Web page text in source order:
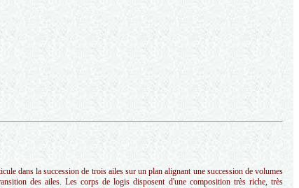
dans la succession de trois ailes sur un plan alignant une succession de volumes
des ailes. Les corps de logis disposent d'une composition très riche, très